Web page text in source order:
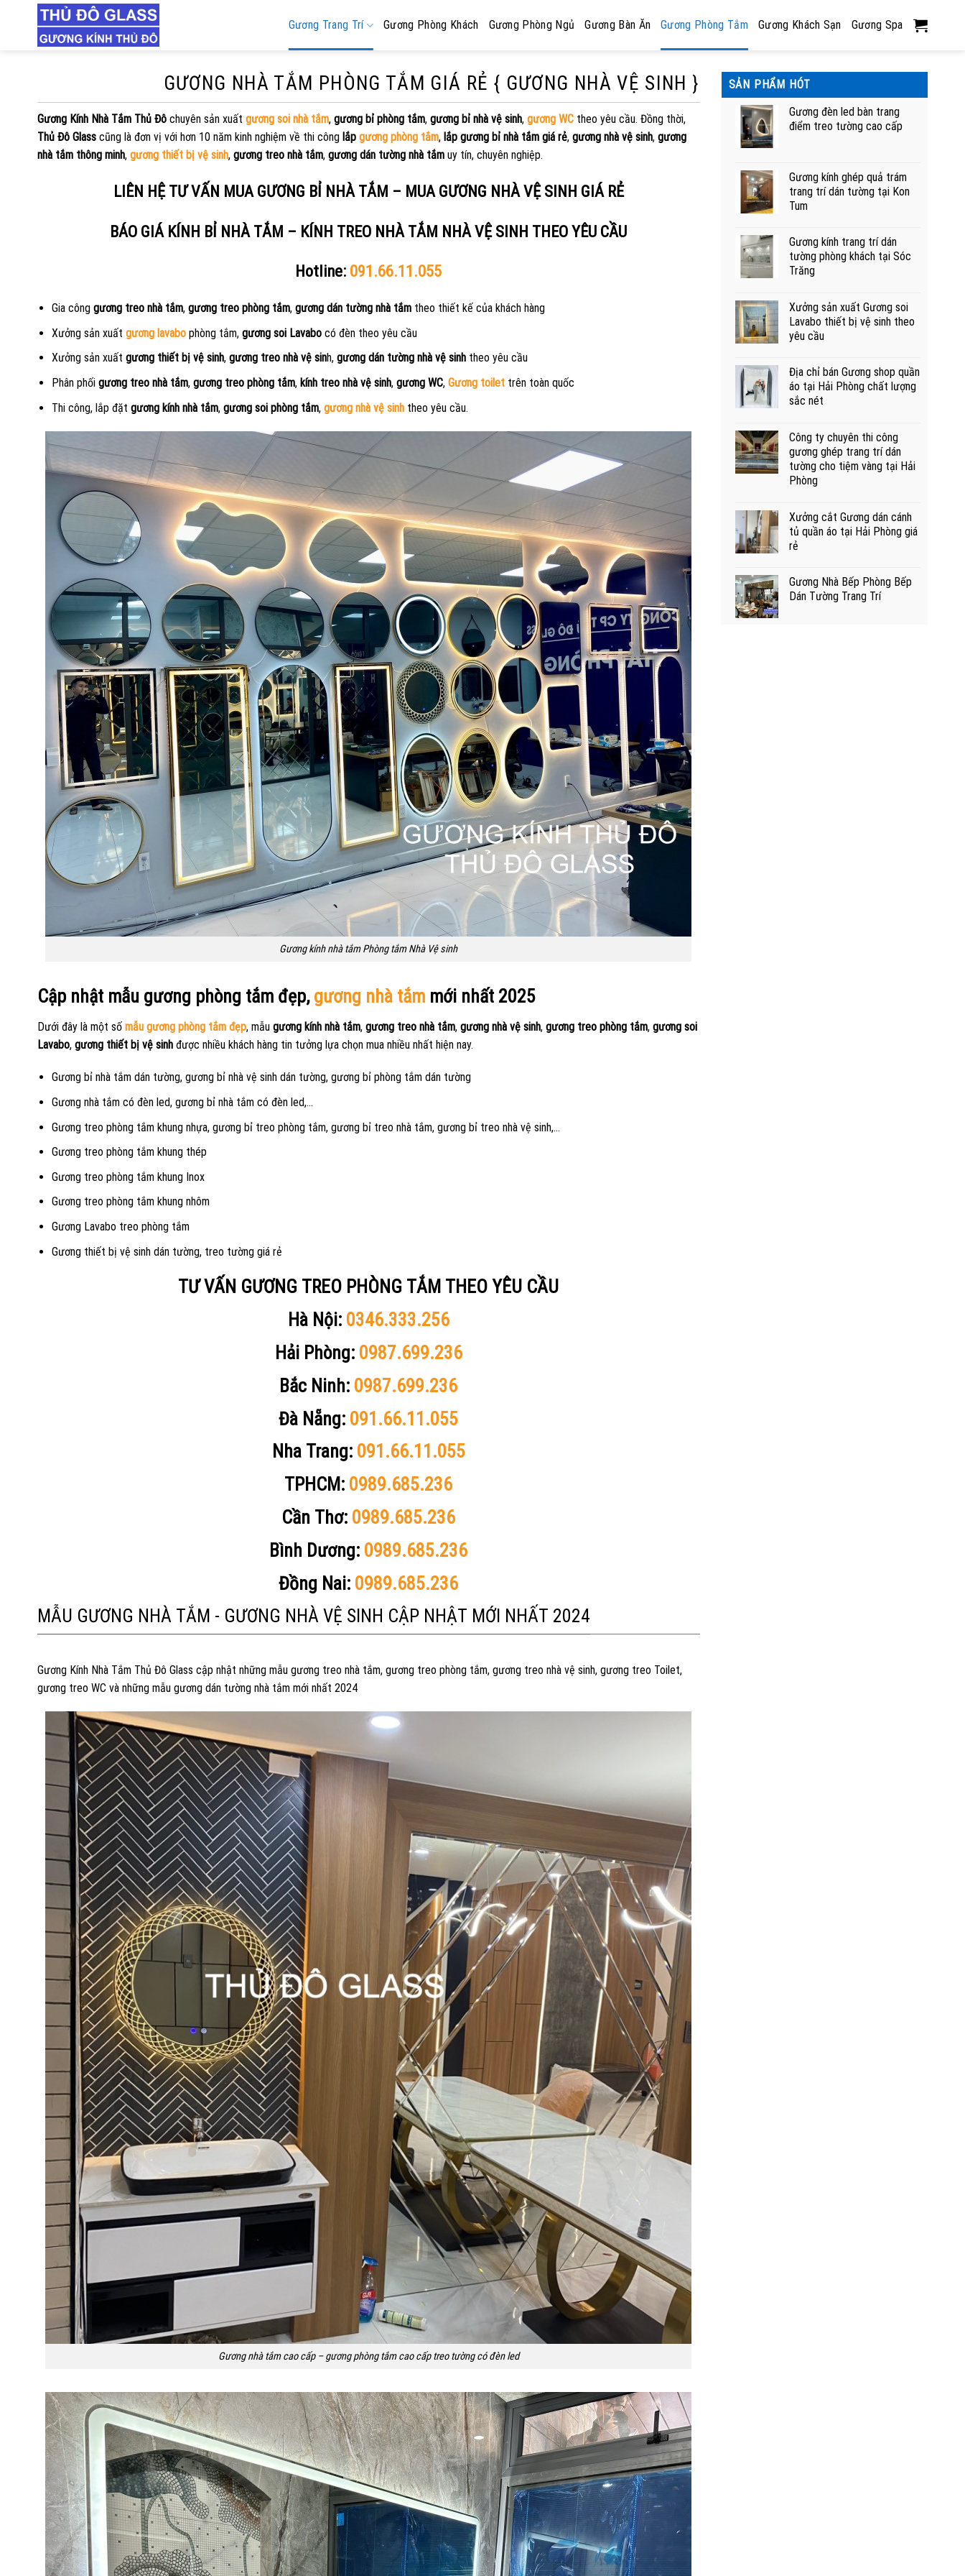
Gương Trang Trí Gương Phòng Khách Gương Phòng Ngủ Gương Bàn Ăn Gương Phòng Tắm Gương Khách Sạn Gương Spa
GƯƠNG NHÀ TẮM PHÒNG TẮM GIÁ RẺ { GƯƠNG NHÀ VỆ SINH }
Gương Kính Nhà Tắm Thủ Đô chuyên sản xuất gương soi nhà tắm, gương bỉ phòng tắm, gương bỉ nhà vệ sinh, gương WC theo yêu cầu. Đồng thời,
Thủ Đô Glass cũng là đơn vị với hơn 10 năm kinh nghiệm về thi công lắp gương phòng tắm, lắp gương bỉ nhà tắm giá rẻ, gương nhà vệ sinh, gương
nhà tắm thông minh, gương thiết bị vệ sinh, gương treo nhà tắm, gương dán tường nhà tắm uy tín, chuyên nghiệp.
LIÊN HỆ TƯ VẤN MUA GƯƠNG BỈ NHÀ TẮM – MUA GƯƠNG NHÀ VỆ SINH GIÁ RẺ
BÁO GIÁ KÍNH BỈ NHÀ TẮM – KÍNH TREO NHÀ TẮM NHÀ VỆ SINH THEO YÊU CẦU
Hotline: 091.66.11.055
Gia công gương treo nhà tắm, gương treo phòng tắm, gương dán tường nhà tắm theo thiết kế của khách hàng
Xưởng sản xuất gương lavabo phòng tắm, gương soi Lavabo có đèn theo yêu cầu
Xưởng sản xuất gương thiết bị vệ sinh, gương treo nhà vệ sinh, gương dán tường nhà vệ sinh theo yêu cầu
Phân phối gương treo nhà tắm, gương treo phòng tắm, kính treo nhà vệ sinh, gương WC, Gương toilet trên toàn quốc
Thi công, lắp đặt gương kính nhà tắm, gương soi phòng tắm, gương nhà vệ sinh theo yêu cầu.
Gương kính nhà tắm Phòng tắm Nhà Vệ sinh
Cập nhật mẫu gương phòng tắm đẹp, gương nhà tắm mới nhất 2025
Dưới đây là một số mẫu gương phòng tắm đẹp, mẫu gương kính nhà tắm, gương treo nhà tắm, gương nhà vệ sinh, gương treo phòng tắm, gương soi
Lavabo, gương thiết bị vệ sinh được nhiều khách hàng tin tưởng lựa chọn mua nhiều nhất hiện nay.
Gương bỉ nhà tắm dán tường, gương bỉ nhà vệ sinh dán tường, gương bỉ phòng tắm dán tường
Gương nhà tắm có đèn led, gương bỉ nhà tắm có đèn led,…
Gương treo phòng tắm khung nhựa, gương bỉ treo phòng tắm, gương bỉ treo nhà tắm, gương bỉ treo nhà vệ sinh,…
Gương treo phòng tắm khung thép
Gương treo phòng tắm khung Inox
Gương treo phòng tắm khung nhôm
Gương Lavabo treo phòng tắm
Gương thiết bị vệ sinh dán tường, treo tường giá rẻ
TƯ VẤN GƯƠNG TREO PHÒNG TẮM THEO YÊU CẦU
Hà Nội: 0346.333.256
Hải Phòng: 0987.699.236
Bắc Ninh: 0987.699.236
Đà Nẵng: 091.66.11.055
Nha Trang: 091.66.11.055
TPHCM: 0989.685.236
Cần Thơ: 0989.685.236
Bình Dương: 0989.685.236
Đồng Nai: 0989.685.236
MẪU GƯƠNG NHÀ TẮM - GƯƠNG NHÀ VỆ SINH CẬP NHẬT MỚI NHẤT 2024
Gương Kính Nhà Tắm Thủ Đô Glass cập nhật những mẫu gương treo nhà tắm, gương treo phòng tắm, gương treo nhà vệ sinh, gương treo Toilet,
gương treo WC và những mẫu gương dán tường nhà tắm mới nhất 2024
Gương nhà tắm cao cấp – gương phòng tắm cao cấp treo tường có đèn led
SẢN PHẨM HÓT
Gương đèn led bàn trang
điểm treo tường cao cấp
Gương kính ghép quả trám
trang trí dán tường tại Kon
Tum
Gương kính trang trí dán
tường phòng khách tại Sóc
Trăng
Xưởng sản xuất Gương soi
Lavabo thiết bị vệ sinh theo
yêu cầu
Địa chỉ bán Gương shop quần
áo tại Hải Phòng chất lượng
sắc nét
Công ty chuyên thi công
gương ghép trang trí dán
tường cho tiệm vàng tại Hải
Phòng
Xưởng cắt Gương dán cánh
tủ quần áo tại Hải Phòng giá
rẻ
Gương Nhà Bếp Phòng Bếp
Dán Tường Trang Trí